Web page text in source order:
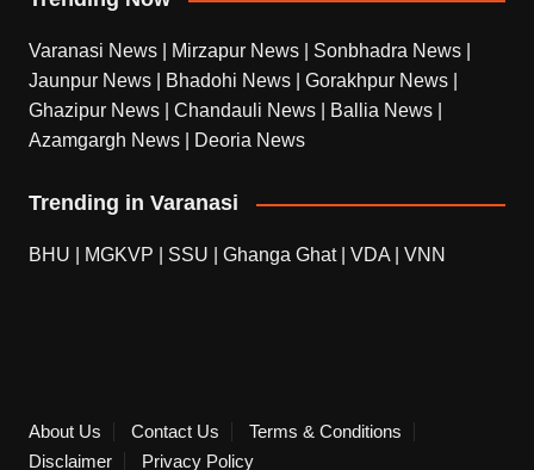
Varanasi News Mirzapur News Sonbhadra News
Jaunpur News
Bhadohi News Gorakhpur News
Ghazipur News
Chandauli News Ballia News
Azamgargh News
Deoria News
Trending in Varanasi
BHU MGKVP SSU Ghanga Ghat| VDA VNN
About Us Contact Us
Terms & Conditions
Disclaimer
Privacy Policy